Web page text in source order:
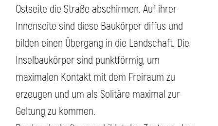
Ostseite die Straße abschirmen. Auf ihrer
Innenseite sind diese Baukörper diffus und
bilden einen Übergang in die Landschaft. Die
Inselbaukörper sind punktförmig, um
maximalen Kontakt mit dem Freiraum zu
erzeugen und um als Solitäre maximal zur
Geltung zu kommen.